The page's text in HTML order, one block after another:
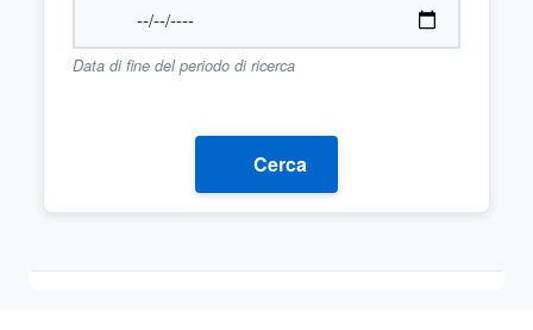
Data di fine del periodo di ricerca
Cerca